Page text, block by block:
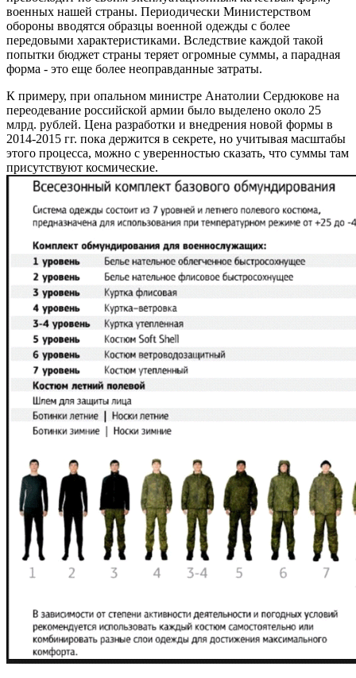
военных нашей страны. Периодически Министерством
обороны вводятся образцы военной одежды с более
передовыми характеристиками. Вследствие каждой такой
попытки бюджет страны теряет огромные суммы, а парадная
форма - это еще более неоправданные затраты.
К примеру, при опальном министре Анатолии Сердюкове на
переодевание российской армии было выделено около 25
млрд. рублей. Цена разработки и внедрения новой формы в
2014-2015 гг. пока держится в секрете, но учитывая масштабы
этого процесса, можно с уверенностью сказать, что суммы там
присутствуют космические.